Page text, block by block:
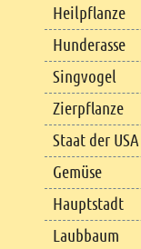
Heilpflanze
Hunderasse
Singvogel
Zierpflanze
Staat der USA
Gemüse
Hauptstadt
Laubbaum